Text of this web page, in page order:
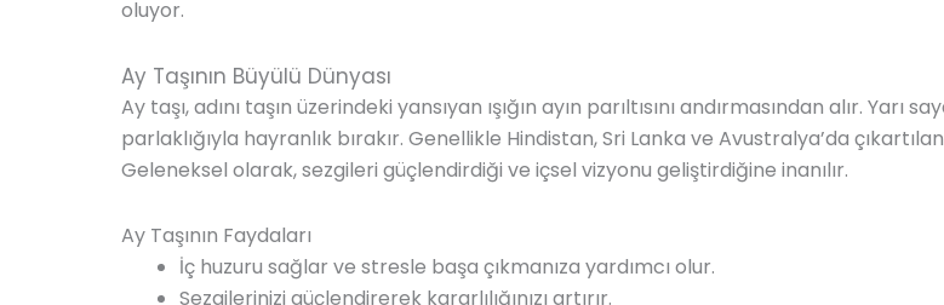
oluyor.
Ay Taşının Büyülü Dünyası
Ay taşı, adını taşın üzerindeki yansıyan ışığın ayın parıltısını andırmasından alır.
parlaklığıyla hayranlık bırakır. Genellikle Hindistan, Sri Lanka ve Avustralya’da
Geleneksel olarak, sezgileri güçlendirdiği ve içsel vizyonu geliştirdiğine inanılır.
Ay Taşının Faydaları
İç huzuru sağlar ve stresle başa çıkmanıza yardımcı olur.
Sezgilerinizi güçlendirerek kararlılığınızı artırır.